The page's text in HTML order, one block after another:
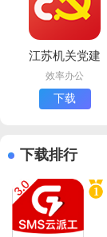
江苏机关党建
云app最新版
效率办公
下载
下载排行
1